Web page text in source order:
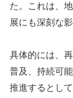
た。これは、
展にも深刻な
具体的には、
普及、持続可
推進するとし